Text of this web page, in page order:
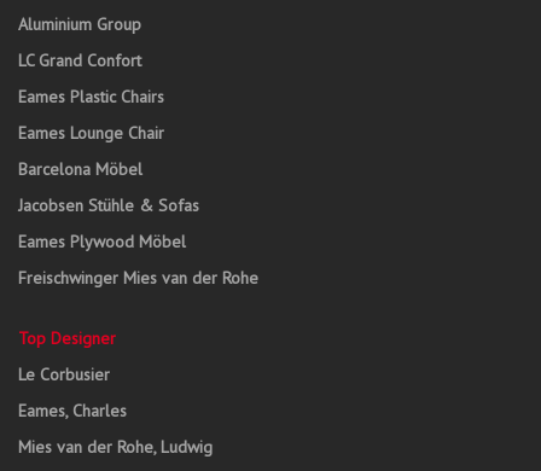
Aluminium Group
LC Grand Confort
Eames Plastic Chairs
Eames Lounge Chair
Barcelona Möbel
Jacobsen Stühle & Sofas
Eames Plywood Möbel
Freischwinger Mies van der Rohe
Top Designer
Le Corbusier
Eames, Charles
Mies van der Rohe, Ludwig